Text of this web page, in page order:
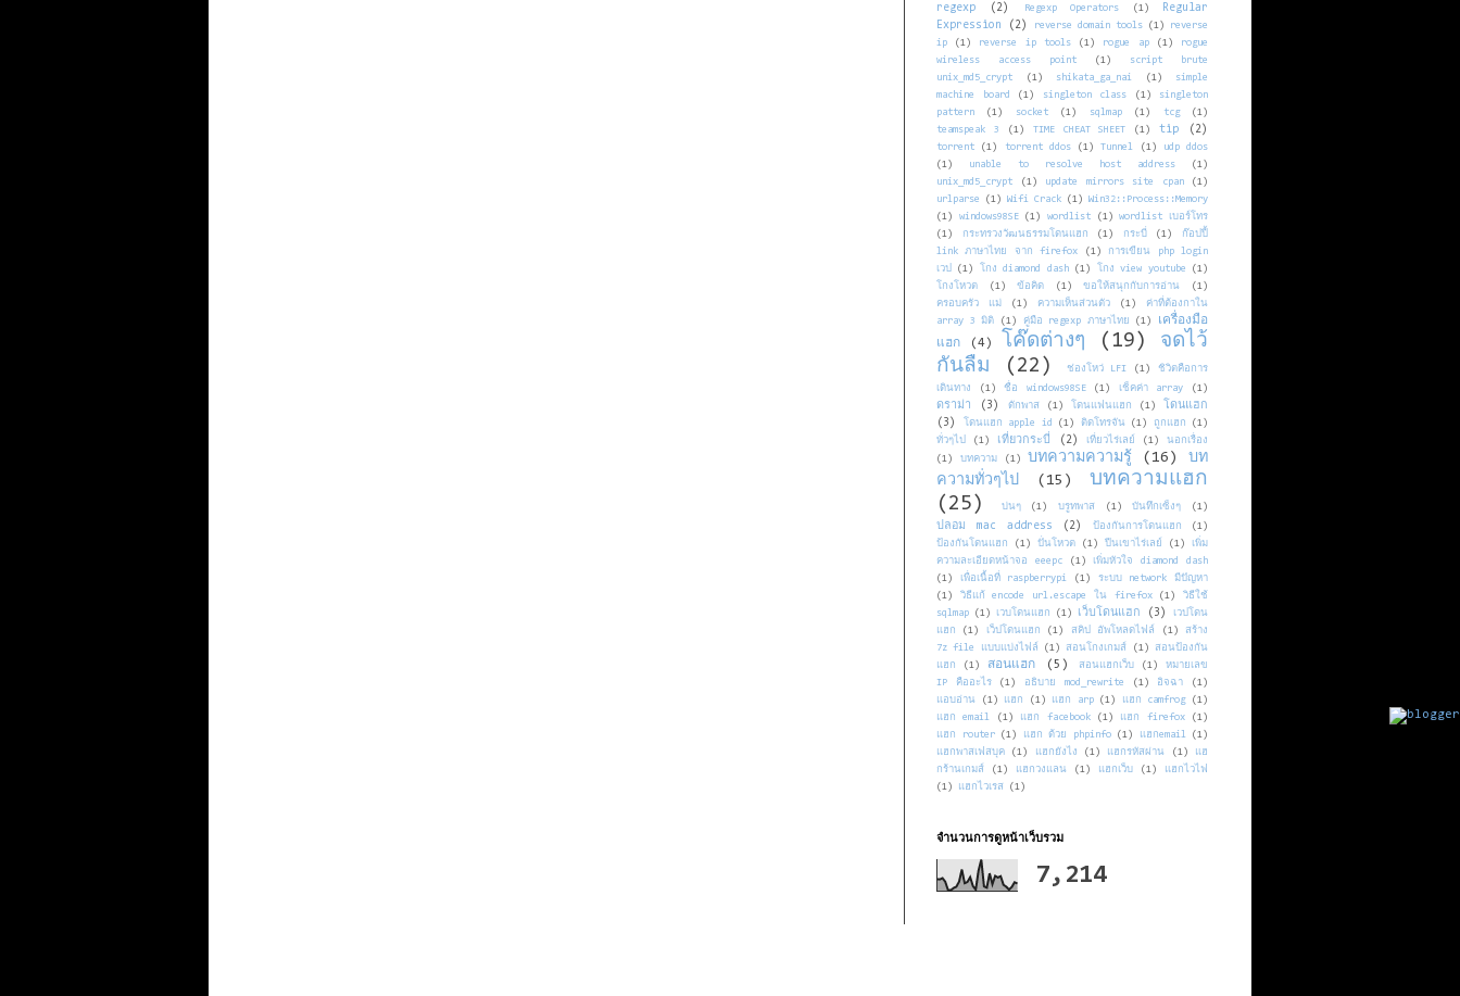
regexp
(2) Regexp Operators (1)
Regular
Expression
(2) reverse domain tools (1)
reverse
ip
(1) reverse ip tools (1) rogue ap (1)
rogue
wireless access point
(1)
script brute
unix_md5_crypt
(1) shikata_ga_nai (1)
simple
machine board
(1) singleton class (1)
singleton
pattern
(1) socket (1) sqlmap (1) tcg
(1)
teamspeak 3
(1) TIME CHEAT SHEET (1) tip (2)
torrent (1) torrent ddos (1) Tunnel (1)
udp ddos
(1)
unable to resolve host address
(1)
unix_md5_crypt
(1) update mirrors site cpan
(1)
urlparse
(1) Wifi Crack (1)
Win32::Process::Memory
(1)
windows98SE (1) wordlist (1)
wordlist เบอร์โทร
(1)
กระทรวงวัฒนธรรมโดนแฮก (1) กระบี่ (1)
ก๊อปปี้
link ภาษาไทย จาก firefox
(1)
การเขียน php login
เวป
(1) โกง diamond dash (1) โกง view youtube
(1)
โกงโหวต
(1) ข้อคิด (1) ขอให้สนุกกับการอ่าน
(1)
ครอบครัว แม่
(1) ความเห็นส่วนตัว (1)
ค่าที่ต้องกาใน
array 3 มิติ
(1) คู่มือ regexp ภาษาไทย (1)
เครื่องมือ
แฮก
(4) โค๊ดต่างๆ (19)
จดไว้
กันลืม
(22) ช่องโหว่ LFI (1)
ชิวิตคือการ
เดินทาง
(1) ชื่อ windows98SE (1) เช็คค่า array (1)
ดราม่า (3) ดักพาส (1) โดนแฟนแฮก (1)
โดนแฮก
(3)
โดนแฮก apple id (1) ติดโทรจัน (1) ถูกแฮก
(1)
ทั่วๆไป
(1) เที่ยวกระบี่ (2) เที่ยวไร่เลย์ (1)
นอกเรื่อง
(1)
บทความ (1) บทความความรู้ (16)
บท
ความทั่วๆไป
(15)
บทความแฮก
(25)
บ่นๆ (1) บรูทพาส (1) บันทึกเซ็งๆ (1)
ปลอม mac address (2) ป้องกันการโดนแฮก
(1)
ป้องกันโดนแฮก
(1) ปั่นโหวต (1) ปีนเขาไร่เลย์ (1)
เพิ่ม
ความละเอียดหน้าจอ eeepc
(1)
เพิ่มหัวใจ diamond dash
(1)
เพื่อเนื้อที่ raspberrypi (1)
ระบบ network มีปัญหา
(1)
วิธีแก้ encode url.escape ใน firefox (1)
วิธีใช้
sqlmap
(1) เวบโดนแฮก (1) เว็บโดนแฮก (3)
เวปโดน
แฮก
(1) เว็ปโดนแฮก (1) สคิป อัพโหลดไฟล์ (1)
สร้าง
7z file แบบแบ่งไฟล์
(1) สอนโกงเกมส์ (1)
สอนป้องกัน
แฮก
(1) สอนแฮก (5) สอนแฮกเว็บ (1)
หมายเลข
IP คืออะไร
(1) อธิบาย mod_rewrite (1) อิจฉา
(1)
แอบอ่าน
(1) แฮก (1) แฮก arp (1) แฮก camfrog
(1)
แฮก email
(1) แฮก facebook (1) แฮก firefox
(1)
แฮก router
(1) แฮก ด้วย phpinfo (1) แฮกemail
(1)
แฮกพาสเฟสบุค
(1) แฮกยังไง (1) แฮกรหัสผ่าน (1)
แฮ
กร้านเกมส์
(1) แฮกวงแลน (1) แฮกเว็บ (1)
แฮกไวไฟ
(1)
แฮกไวเรส (1)
จำนวนการดูหน้าเว็บรวม
7,214